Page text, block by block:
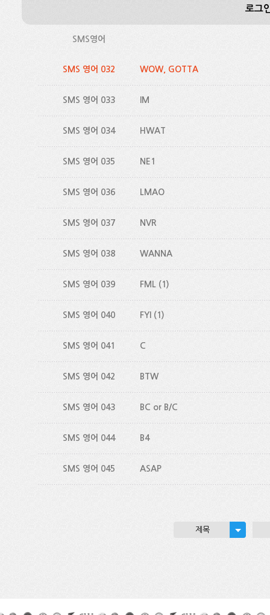
로그
SMS영어
SMS 영어 032 WOW, GOTTA
SMS 영어 033 IM
SMS 영어 034 HWAT
SMS 영어 035 NE1
SMS 영어 036 LMAO
SMS 영어 037 NVR
SMS 영어 038 WANNA
SMS 영어 039 FML (1)
SMS 영어 040 FYI (1)
SMS 영어 041 C
SMS 영어 042 BTW
SMS 영어 043 BC or B/C
SMS 영어 044 B4
SMS 영어 045 ASAP
제목